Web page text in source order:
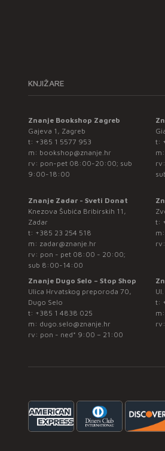
KNJIŽARE
Znanje Bookshop Zagreb
Gajeva 1, Zagreb
t: +385 1 5577 953
m: bookshop@znanje.hr
rv: pon-pet 08:00-20:00; sub
9:00-18:00
t:
m:
Znanje Zadar - Sveti Donat
Knezova Šubića Bribirskih 11,
Zadar
t: +385 23 254 518
m: zadar@znanje.hr
rv: pon - pet 08:00 - 20:00;
sub 8:00-14:00
t:
m:
Znanje Dugo Selo – Stop Shop
Ulica Hrvatskog preporoda 70,
Dugo Selo
t: +385 1 4838 025
m: dugo.selo@znanje.hr
rv: pon - ned* 9:00 – 21:00
t:
m: